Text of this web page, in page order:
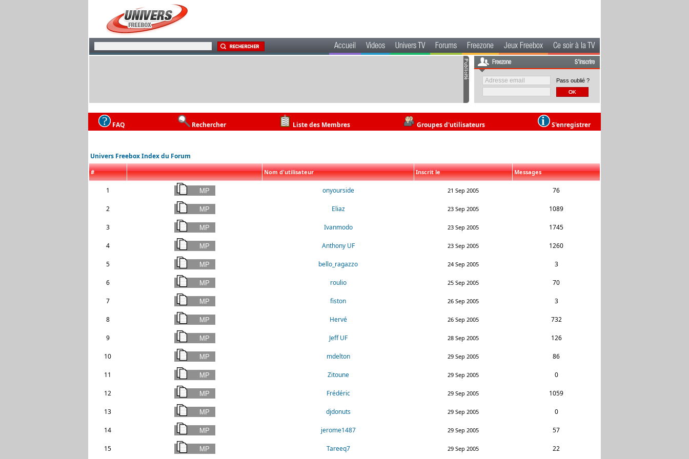
Accueil Videos Univers TV Forums Freezone Jeux Freebox Ce soir à la TV
Freezone S'inscrire
Pass oublié ?
FAQ Rechercher Liste des Membres Groupes d'utilisateurs S'enregistrer
Univers Freebox Index du Forum
# Nom d'utilisateur Inscrit le Messages
1 onyourside 21 Sep 2005 76
2 Eliaz 23 Sep 2005 1089
3 Ivanmodo 23 Sep 2005 1745
4 Anthony UF 23 Sep 2005 1260
5 bello_ragazzo 24 Sep 2005 3
6 roulio 25 Sep 2005 70
7 fiston 26 Sep 2005 3
8 Hervé 26 Sep 2005 732
9 Jeff UF 28 Sep 2005 126
10 mdelton 29 Sep 2005 86
11 Zitoune 29 Sep 2005 0
12 Frédéric 29 Sep 2005 1059
13 djdonuts 29 Sep 2005 0
14 jerome1487 29 Sep 2005 57
15 Tareeq7 29 Sep 2005 22